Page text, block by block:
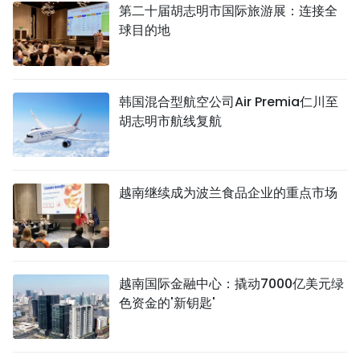
第二十届胡志明市国际旅游展：连接全
球目的地
韩国混合型航空公司Air Premia仁川至
胡志明市航线复航
越南继续成为波兰食品企业的重点市场
越南国际金融中心：撬动7000亿美元绿
色资金的'新钥匙'